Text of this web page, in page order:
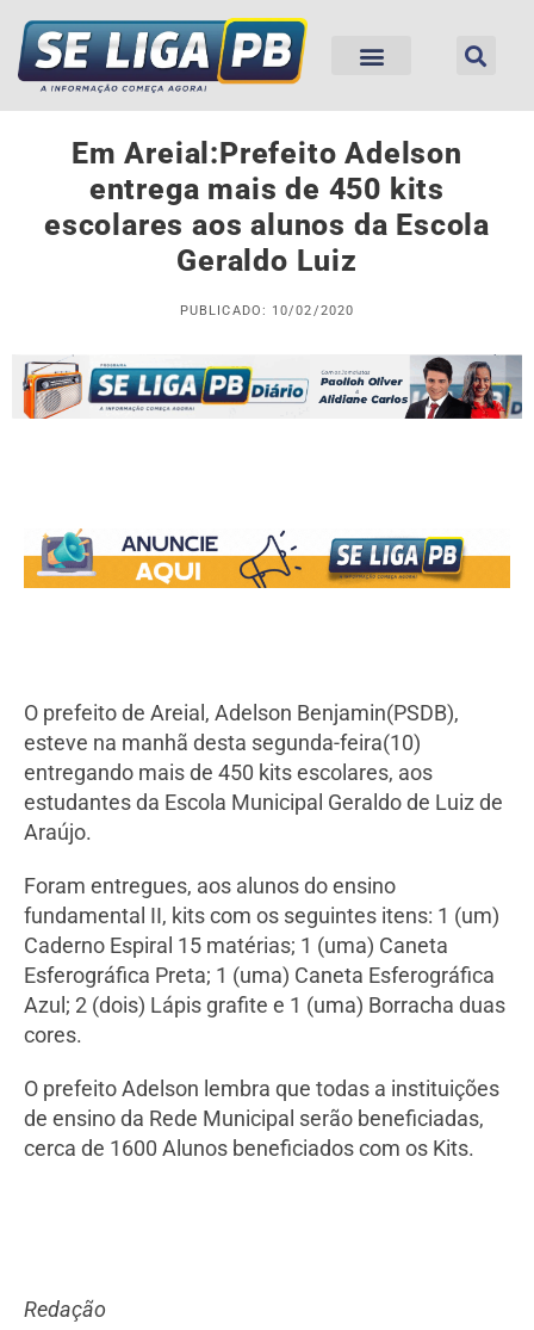
Em Areial:Prefeito Adelson
entrega mais de 450 kits
escolares aos alunos da Escola
Geraldo Luiz
PUBLICADO: 10/02/2020
O prefeito de Areial, Adelson Benjamin(PSDB),
esteve na manhã desta segunda-feira(10)
entregando mais de 450 kits escolares, aos
estudantes da Escola Municipal Geraldo de Luiz de
Araújo.
Foram entregues, aos alunos do ensino
fundamental II, kits com os seguintes itens: 1 (um)
Caderno Espiral 15 matérias; 1 (uma) Caneta
Esferográfica Preta; 1 (uma) Caneta Esferográfica
Azul; 2 (dois) Lápis grafite e 1 (uma) Borracha duas
cores.
O prefeito Adelson lembra que todas a instituições
de ensino da Rede Municipal serão beneficiadas,
cerca de 1600 Alunos beneficiados com os Kits.
Redação